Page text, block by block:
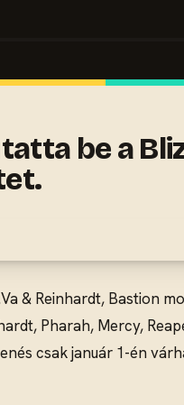
be a
& Reinhardt, Bastion
Pharah, Mercy,
csak január 1-én